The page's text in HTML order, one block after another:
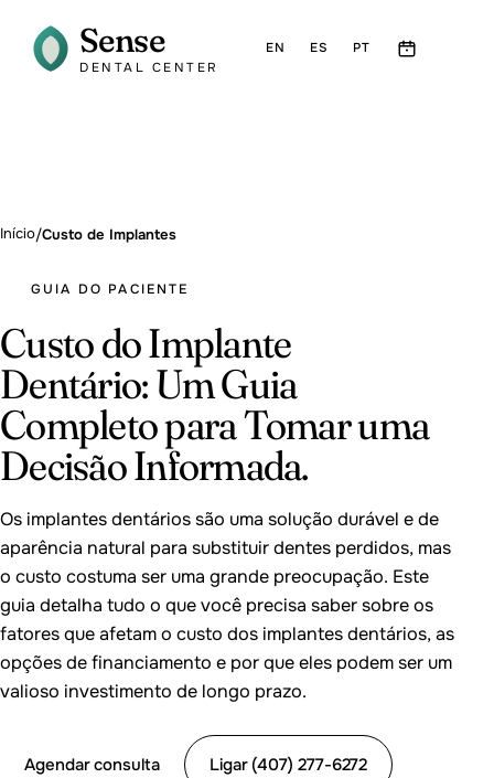
Sense
DENTAL CENTER
EN ES PT
Início/Custo de Implantes
GUIA DO PACIENTE
Custo do Implante
Dentário: Um Guia
Completo para Tomar uma
Decisão Informada.
Os implantes dentários são uma solução durável e de
aparência natural para substituir dentes perdidos, mas
o custo costuma ser uma grande preocupação. Este
guia detalha tudo o que você precisa saber sobre os
fatores que afetam o custo dos implantes dentários, as
opções de financiamento e por que eles podem ser um
valioso investimento de longo prazo.
Agendar consulta Ligar (407) 277-6272